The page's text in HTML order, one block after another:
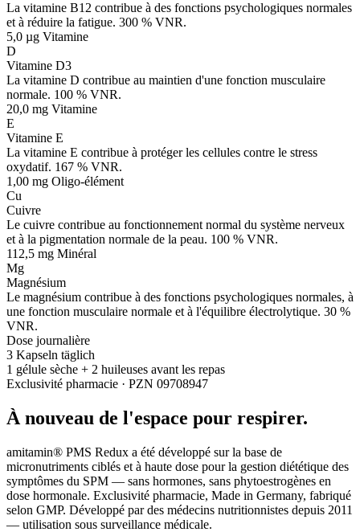
La vitamine B12 contribue à des fonctions psychologiques normales
et à réduire la fatigue. 300 % VNR.
5,0 µg Vitamine
D
Vitamine D3
La vitamine D contribue au maintien d'une fonction musculaire
normale. 100 % VNR.
20,0 mg Vitamine
E
Vitamine E
La vitamine E contribue à protéger les cellules contre le stress
oxydatif. 167 % VNR.
1,00 mg Oligo-élément
Cu
Cuivre
Le cuivre contribue au fonctionnement normal du système nerveux
et à la pigmentation normale de la peau. 100 % VNR.
112,5 mg Minéral
Mg
Magnésium
Le magnésium contribue à des fonctions psychologiques normales, à
une fonction musculaire normale et à l'équilibre électrolytique. 30 %
VNR.
Dose journalière
3 Kapseln täglich
1 gélule sèche + 2 huileuses avant les repas
Exclusivité pharmacie · PZN 09708947
À nouveau de l'espace pour respirer.
amitamin® PMS Redux a été développé sur la base de
micronutriments ciblés et à haute dose pour la gestion diététique des
symptômes du SPM — sans hormones, sans phytoestrogènes en
dose hormonale. Exclusivité pharmacie, Made in Germany, fabriqué
selon GMP. Développé par des médecins nutritionnistes depuis 2011
— utilisation sous surveillance médicale.